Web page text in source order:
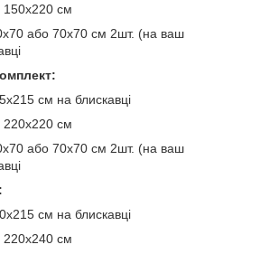
150х220 см
або 70х70 см 2шт. (на ваш
см на блискавці
220х220 см
або 70х70 см 2шт. (на ваш
см на блискавці
220х240 см